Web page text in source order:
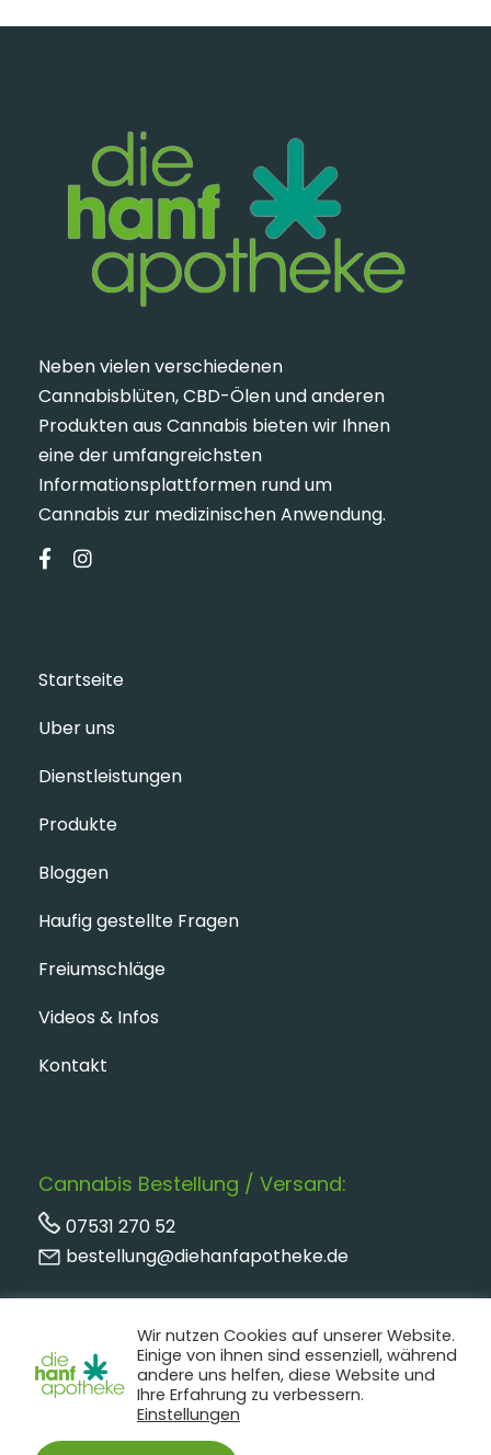
Neben vielen verschiedenen
Cannabisblüten, CBD-Ölen und anderen
Produkten aus Cannabis bieten wir Ihnen
eine der umfangreichsten
Informationsplattformen rund um
Cannabis zur medizinischen Anwendung.
Startseite
Uber uns
Dienstleistungen
Produkte
Bloggen
Haufig gestellte Fragen
Freiumschläge
Videos & Infos
Kontakt
Cannabis Bestellung / Versand:
07531 270 52
bestellung@diehanfapotheke.de
Wir nutzen Cookies auf unserer Website.
Einige von ihnen sind essenziell, während
andere uns helfen, diese Website und
Ihre Erfahrung zu verbessern.
Einstellungen